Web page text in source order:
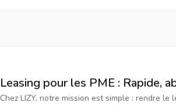
Leasing pour les PME : Rapide,
Chez LIZY, notre mission est simple : rendre